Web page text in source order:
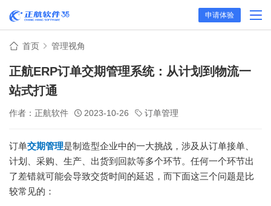
申请体验
首页 管理视角
正航ERP订单交期管理系统：从计划到物流一
站式打通
作者：正航软件 2023-10-26 订单管理
订单交期管理是制造型企业中的一大挑战，涉及从订单接单、
计划、采购、生产、出货到回款等多个环节。任何一个环节出
了差错就可能会导致交货时间的延迟，而下面这三个问题是比
较常见的：